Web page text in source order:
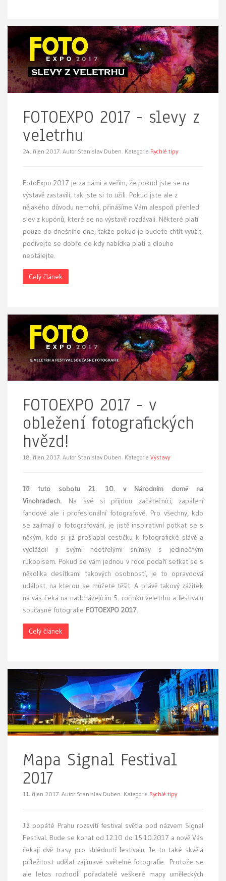
FOTOEXPO 2017 - slevy z
veletrhu
24. říjen 2017. Autor Stanislav Duben. Kategorie Rychlé tipy
FotoExpo 2017 je za námi a veřím, že pokud jste se na
výstavě zastavili, tak jste si to užili. Pokud jste ale z
nějakého důvodu nemohli, přinášíme Vám alespoň přehled
slev z kupónů, které se na výstavě rozdávali. Některé platí
pouze do dnešního dne, takže pokud je budete chtít využít,
podívejte se dobře do kdy nabídka platí a dlouho
neotálejte.
Celý článek
FOTOEXPO 2017 - v
obležení fotografických
hvězd!
18. říjen 2017. Autor Stanislav Duben. Kategorie Výstavy
Již tuto sobotu 21. 10. v Národním domě na
Vinohradech. Na své si přijdou začátečníci, zapálení
fandové ale i profesionální fotografové. Pro všechny, kdo
se zajímají o fotografování, je jistě inspirativní potkat se s
někým, kdo si již prošlapal cestičku k fotografické slávě a
vydláždil ji svými neotřelými snímky s jedinečným
rukopisem. Pokud se vám jednou v roce podaří setkat se s
několika desítkami takových osobností, je to opravdová
událost, na kterou se můžete těšit. A právě takový zážitek
na vás čeká na nadcházejícím 5. ročníku veletrhu a festivalu
současné fotografie FOTOEXPO 2017.
Celý článek
Mapa Signal Festival
2017
11. říjen 2017. Autor Stanislav Duben. Kategorie Rychlé tipy
Již popáté Prahu rozsvítí festival světla pod názvem Signal
Festival. Bude se konat od 12.10 do 15.10.2017 a nově Vás
čekají dvě trasy pro shlédnutí festivalu. Je to také skvělá
příležitost udělat zajímavé světelné fotografie. Protože se
ale letos rozhodli pořadatelé veškeré mapy uměleckých